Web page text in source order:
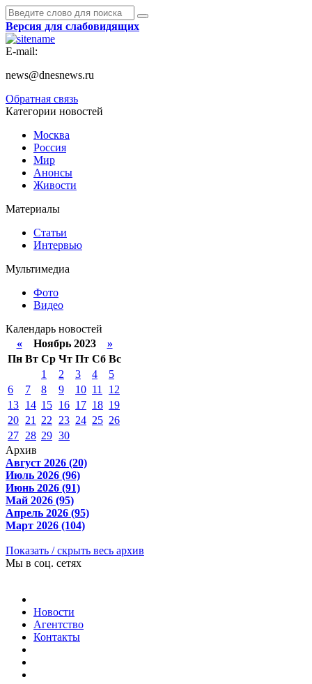
Версия для слабовидящих
E-mail:
news@dnesnews.ru
Обратная связь
Категории новостей
Москва
Россия
Мир
Анонсы
Живости
Материалы
Статьи
Интервью
Мультимедиа
Фото
Видео
Календарь новостей
«Ноябрь 2023 »
Пн Вт Ср Чт Пт Сб Вс
1
2 3 4
5
6
7 8 9 10 11
12
13 14 15 16 17 18 19
20 21 22 23 24 25 26
27 28 29 30
Архив
Август 2026 (20)
Июль 2026 (96)
Июнь 2026 (91)
Май 2026 (95)
Апрель 2026 (95)
Март 2026 (104)
Показать / скрыть весь архив
Мы в соц. сетях
Новости
Агентство
Контакты